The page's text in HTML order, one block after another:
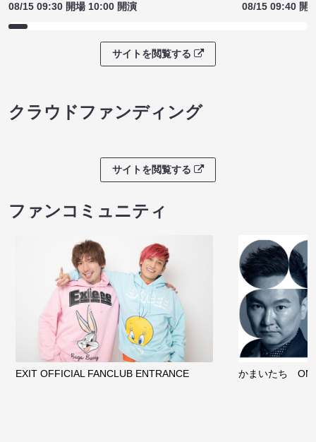
08/15 09:30 開場 10:00 開演
08/15 09:40 開
サイトを閲覧する
クラウドファンディング
サイトを閲覧する
ファンコミュニティ
EXIT OFFICIAL FANCLUB ENTRANCE かまいたち